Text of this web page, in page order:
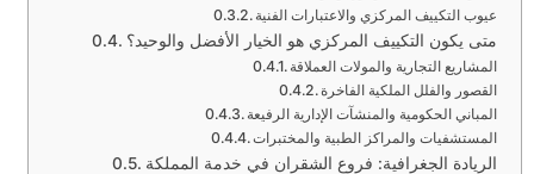
عيوب التكييف المركزي والاعتبارات الفنية
متى يكون التكييف المركزي هو الخيار الأفضل والوحيد؟
المشاريع التجارية والمولات العملاقة
القصور والفلل الملكية الفاخرة
المباني الحكومية والمنشآت الإدارية الرفيعة
المستشفيات والمراكز الطبية والمختبرات
الريادة الجغرافية: فروع الشقران في خدمة المملكة